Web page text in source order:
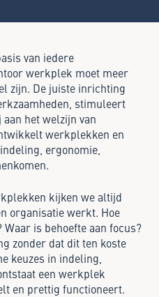
van iedere
werkplek moet meer
zijn. De juiste inrichting
stimuleert
het welzijn van
werkplekken en
ergonomie,
kijken we altijd
organisatie werkt. Hoe
is behoefte aan focus?
zonder dat dit ten koste
keuzes in indeling,
een werkplek
en prettig functioneert.